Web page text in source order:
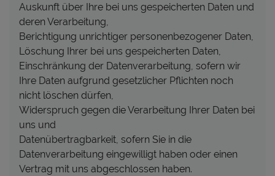
Auskunft über Ihre bei uns gespeicherten Daten und
deren Verarbeitung,
Berichtigung unrichtiger personenbezogener Daten,
Löschung Ihrer bei uns gespeicherten Daten,
Einschränkung der Datenverarbeitung, sofern wir
Ihre Daten aufgrund gesetzlicher Pflichten noch
nicht löschen dürfen,
Widerspruch gegen die Verarbeitung Ihrer Daten bei
uns und
Datenübertragbarkeit, sofern Sie in die
Datenverarbeitung eingewilligt haben oder einen
Vertrag mit uns abgeschlossen haben.